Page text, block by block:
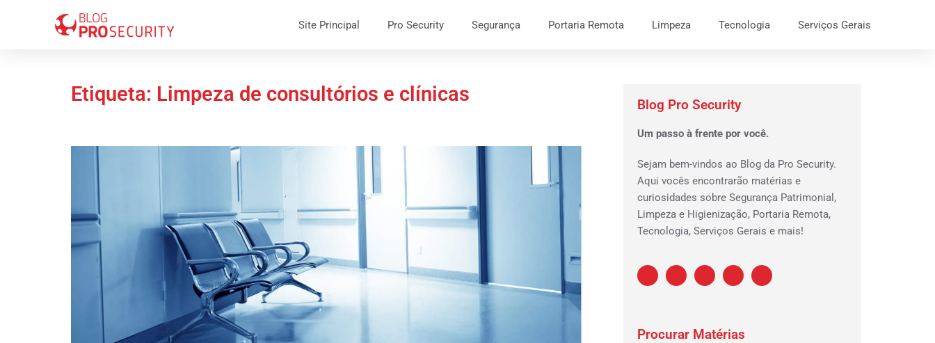
Site Principal Pro Security Segurança Portaria Remota Limpeza Tecnologia Serviços Gerais
Etiqueta: Limpeza de consultórios e clínicas Blog Pro Security
Um passo à frente por você.
Sejam bem-vindos ao Blog da Pro Security.
Aqui vocês encontrarão matérias e
curiosidades sobre Segurança Patrimonial,
Limpeza e Higienização, Portaria Remota,
Tecnologia, Serviços Gerais e mais!
Procurar Matérias